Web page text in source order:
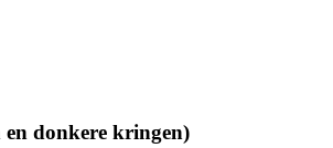
en donkere kringen)